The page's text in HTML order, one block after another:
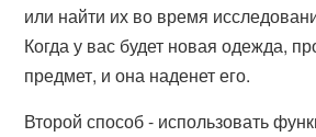
или найти их во время
Когда у вас будет новая одежда,
предмет, и она наденет его.
Второй способ - использовать